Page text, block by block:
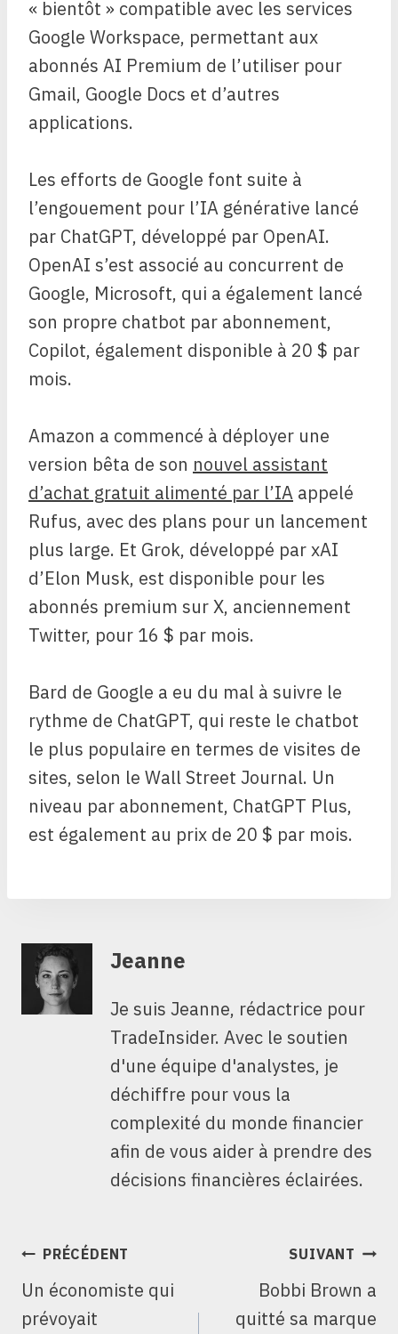
« bientôt » compatible avec les services
Google Workspace, permettant aux
abonnés AI Premium de l’utiliser pour
Gmail, Google Docs et d’autres
applications.
Les efforts de Google font suite à
l’engouement pour l’IA générative lancé
par ChatGPT, développé par OpenAI.
OpenAI s’est associé au concurrent de
Google, Microsoft, qui a également lancé
son propre chatbot par abonnement,
Copilot, également disponible à 20 $ par
mois.
Amazon a commencé à déployer une
version bêta de son nouvel assistant
d’achat gratuit alimenté par l’IA appelé
Rufus, avec des plans pour un lancement
plus large. Et Grok, développé par xAI
d’Elon Musk, est disponible pour les
abonnés premium sur X, anciennement
Twitter, pour 16 $ par mois.
Bard de Google a eu du mal à suivre le
rythme de ChatGPT, qui reste le chatbot
le plus populaire en termes de visites de
sites, selon le Wall Street Journal. Un
niveau par abonnement, ChatGPT Plus,
est également au prix de 20 $ par mois.
Jeanne
Je suis Jeanne, rédactrice pour
TradeInsider. Avec le soutien
d'une équipe d'analystes, je
déchiffre pour vous la
complexité du monde financier
afin de vous aider à prendre des
décisions financières éclairées.
NAVIGATION
L’ARTICLE
PRÉCÉDENT
Un économiste qui
prévoyait
SUIVANT
Bobbi Brown a
quitté sa marque